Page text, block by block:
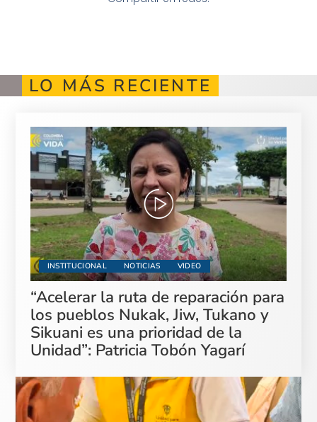
LO MÁS RECIENTE
INSTITUCIONAL NOTICIAS VIDEO
“Acelerar la ruta de reparación para
los pueblos Nukak, Jiw, Tukano y
Sikuani es una prioridad de la
Unidad”: Patricia Tobón Yagarí